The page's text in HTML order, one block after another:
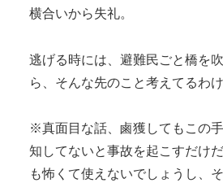
横合いから失礼。
逃げる時には、避難民ごと橋を
ら、そんな先のこと考えてるわ
※真面目な話、鹵獲してもこの
知してないと事故を起こすだけ
も怖くて使えないでしょうし、